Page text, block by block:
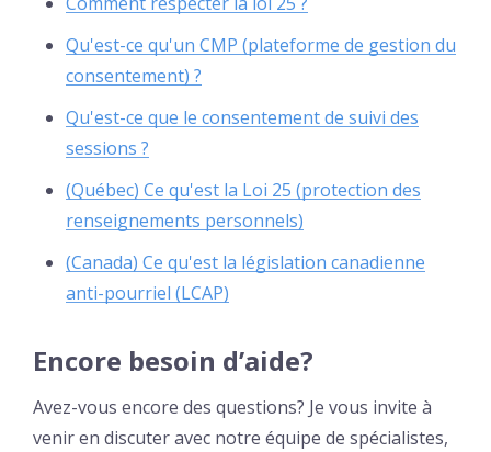
Qu'est-ce qu'un CMP (plateforme de gestion du
consentement) ?
Qu'est-ce que le consentement de suivi des
sessions ?
(Québec) Ce qu'est la Loi 25 (protection des
renseignements personnels)
(Canada) Ce qu'est la législation canadienne
anti-pourriel (LCAP)
Encore besoin d’aide?
Avez-vous encore des questions? Je vous invite à
venir en discuter avec notre équipe de spécialistes,